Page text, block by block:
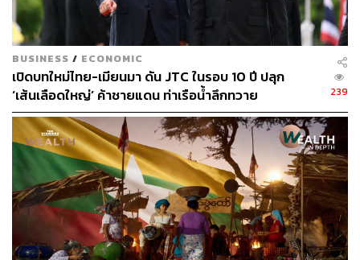
ดนุชากล่าวต่อว่า สำหรับคาดการณ์เศรษฐกิจไทยในปี 2569
คาดว่าจะขยายตัวในช่วง 1.5 – 2.5% (ค่ากลาง 2.0%) นับเป็น
ตัวเลขที่ไม่เปลี่ยนแปลงจาก คาดการณ์เดิม (ณ 16 ก.พ. 69)
โดยคาดหวังแรงสนับสนุนจากการส่งออกที่คาดว่าจะขยาย
ตัว 9.6% การลงทุนภาคเอกชนและรัฐ การบริโภคภาค
เอกชน รวมถึงการเบิกจ่ายงบประมาณจากภาครัฐที่เพิ่มขึ้น
BUSINESS / ECONOMIC
เปิดบทใหม่ไทย-เมียนมา ดัน JTC ในรอบ 10 ปี ปลุก
‘เส้นเลือดใหญ่’ ค้าชายแดน ท่าเรือน้ำลึกทวาย
239